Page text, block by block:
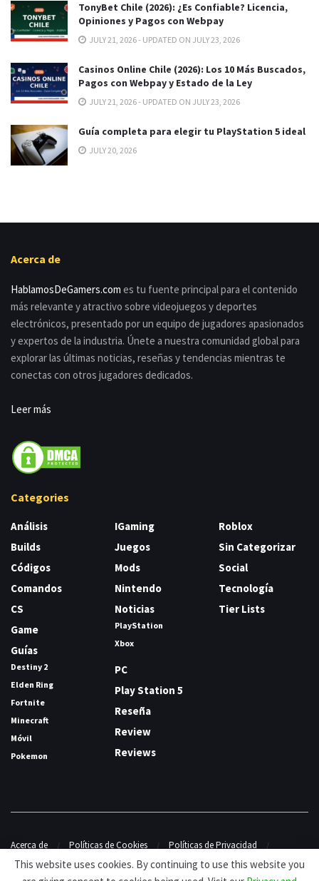
TonyBet Chile (2026): ¿Es Confiable? Licencia,
Opiniones y Pagos con Webpay
JULY 21, 2026 - UPDATED ON JULY 23, 2026
Casinos Online Chile (2026): Los 10 Más Buscados,
Pagos con Webpay y Estado de la Ley
JULY 21, 2026 - UPDATED ON JULY 23, 2026
Guía completa para elegir tu PlayStation 5 ideal
JULY 20, 2026
Acerca de
HablamosDeGamers.com es tu fuente principal para el contenido
más relevante y atractivo sobre videojuegos y deportes
electrónicos, presentado por un equipo de jugadores apasionados
y expertos de la industria. Únete a nuestra comunidad global para
explorar las últimas noticias, reseñas y tendencias mientras te
conectas con otros jugadores dedicados.
Leer más
Categories
Análisis
Builds
Códigos
Comandos
CS
Game
Guías
Destiny 2
Elden Ring
Fortnite
Minecraft
Móvil
Pokemon
IGaming
Juegos
Mods
Nintendo
Noticias
PlayStation
Xbox
PC
Play Station 5
Reseña
Review
Reviews
Roblox
Sin Categorizar
Social
Tecnología
Tier Lists
Acerca de Políticas de Cookies
Políticas de Privacidad
Contacto
This website uses cookies. By continuing to use this website you